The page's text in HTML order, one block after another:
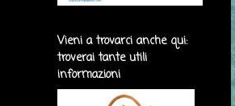
Vieni a trovarci anche qui:
troverai tante utili
informazioni